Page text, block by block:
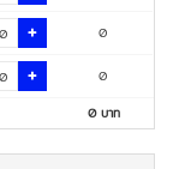
0
0
0บาท